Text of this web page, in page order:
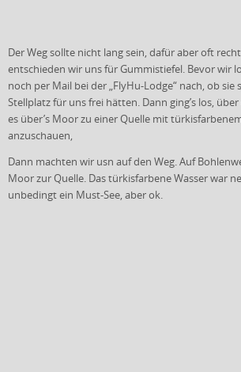
Der Weg sollte nicht lang sein, dafür aber oft
entschieden wir uns für Gummistiefel. Bevor wir
noch per Mail bei der „FlyHu-Lodge“ nach, ob sie
Stellplatz für uns frei hätten. Dann ging’s los,
es über’s Moor zu einer Quelle mit
anzuschauen,
Dann machten wir usn auf den Weg. Auf
Moor zur Quelle. Das türkisfarbene Wasser war
unbedingt ein Must-See, aber ok.